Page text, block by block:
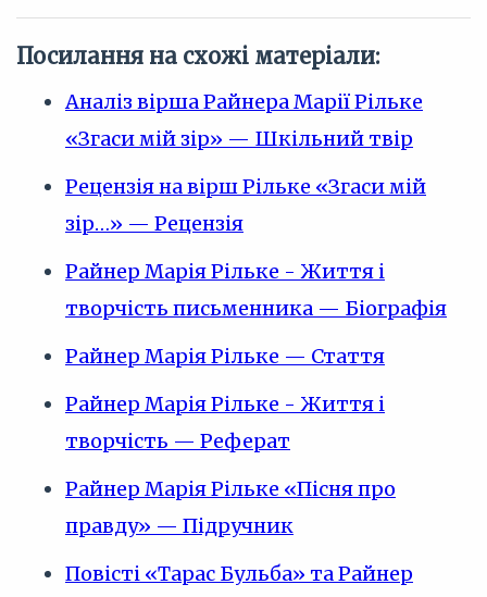
Посилання на схожі матеріали:
Аналіз вірша Райнера Марії Рільке
«Згаси мій зір» — Шкільний твір
Рецензія на вірш Рільке «Згаси мій
зір…» — Рецензія
Райнер Марія Рільке - Життя і
творчість письменника — Біографія
Райнер Марія Рільке — Стаття
Райнер Марія Рільке - Життя і
творчість — Реферат
Райнер Марія Рільке «Пісня про
правду» — Підручник
Повісті «Тарас Бульба» та Райнер